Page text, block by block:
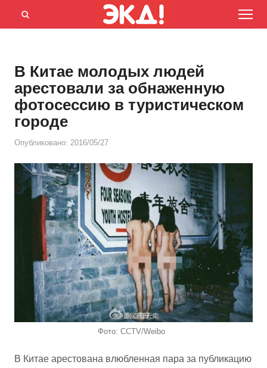
Menu
Открыть
В Китае молодых людей
арестовали за обнаженную
фотосессию в туристическом
городе
Опубликовано: 2016/05/27
Фото: CCTV/Weibo
В Китае арестована влюбленная пара за публикацию